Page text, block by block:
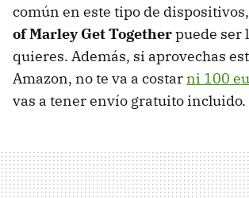
común en este tipo de
of Marley Get Togetherpuede ser
quieres. Además, si aprovechas
Amazon, no te va a costarni 100
vas a tener envío gratuito incluido.